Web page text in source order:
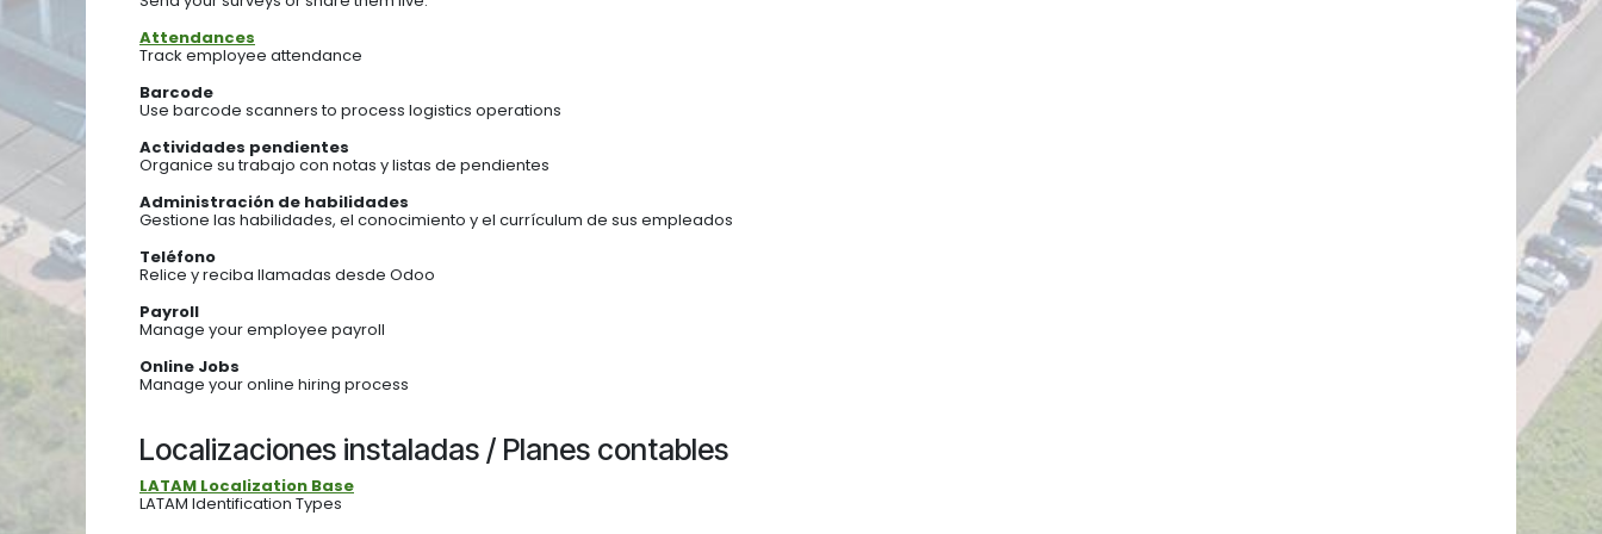
Attendances
Track employee attendance
Barcode
Use barcode scanners to process logistics operations
Actividades pendientes
Organice su trabajo con notas y listas de pendientes
Administración de habilidades
Gestione las habilidades, el conocimiento y el currículum de sus empleados
Teléfono
Relice y reciba llamadas desde Odoo
Payroll
Manage your employee payroll
Online Jobs
Manage your online hiring process
Localizaciones instaladas / Planes contables
LATAM Localization Base
LATAM Identification Types